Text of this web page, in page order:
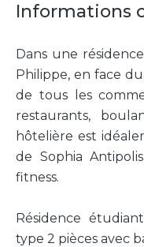
Informations
Dans une
Philippe, en face
de tous les
restaurants,
hôtelière est
de Sophia
fitness.
Résidence
type 2 pièces avec